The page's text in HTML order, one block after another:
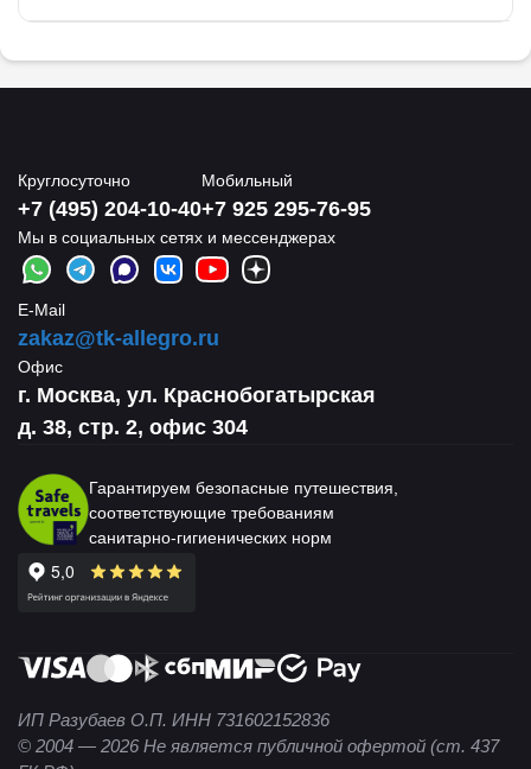
Круглосуточно
+7 (495) 204-10-40
Мобильный
+7 925 295-76-95
Мы в социальных сетях и мессенджерах
E-Mail
zakaz@tk-allegro.ru
Офис
г. Москва, ул. Краснобогатырская
д. 38, стр. 2, офис 304
Гарантируем безопасные путешествия,
соответствующие требованиям
санитарно-гигиенических норм
ИП Разубаев О.П. ИНН 731602152836
© 2004 — 2026 Не является публичной офертой (ст. 437